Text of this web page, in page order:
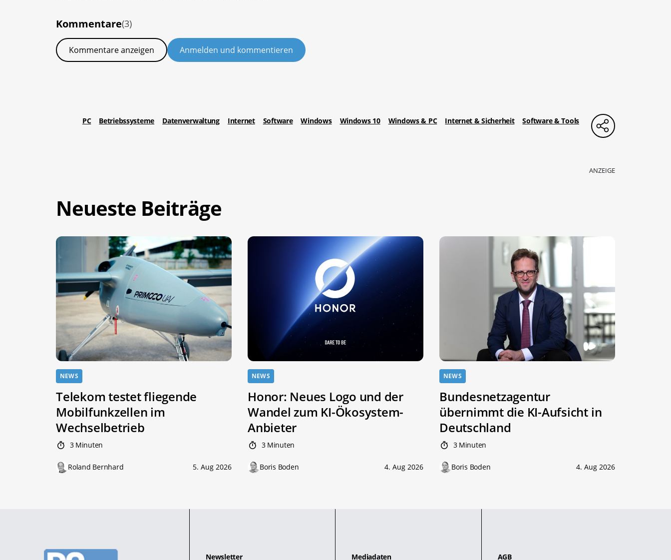
Kommentare(3)
Kommentare anzeigen Anmelden und kommentieren
PC Betriebssysteme Datenverwaltung Internet Software Windows Windows 10 Windows & PC Internet & Sicherheit Software & Tools
ANZEIGE
Neueste Beiträge
NEWS
Telekom testet fliegende
Mobilfunkzellen im
Wechselbetrieb
3 Minuten
Roland Bernhard 5. Aug 2026
NEWS
Honor: Neues Logo und der
Wandel zum KI-Ökosystem-
Anbieter
3 Minuten
Boris Boden 4. Aug 2026
NEWS
Bundesnetzagentur
übernimmt die KI-Aufsicht in
Deutschland
3 Minuten
Boris Boden 4. Aug 2026
Newsletter Mediadaten AGB